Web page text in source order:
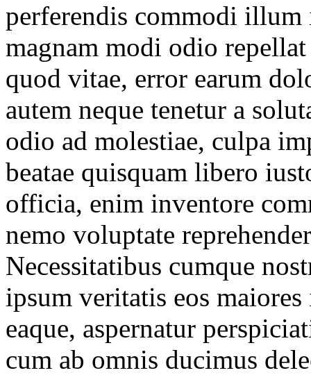
perferendis commodi
magnam modi odio
quod vitae, error earum
autem neque tenetur a
odio ad molestiae, culpa
beatae quisquam libero
officia, enim inventore
nemo voluptate
Necessitatibus cumque
ipsum veritatis eos
eaque, aspernatur
cum ab omnis ducimus